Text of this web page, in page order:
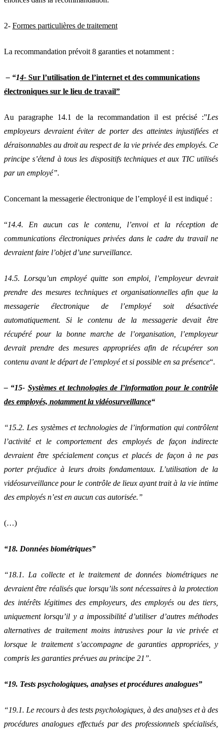
2- Formes particulières de traitement
La recommandation prévoit 8 garanties et notamment :
– “14- Sur l’utilisation de l’internet et des communications
électroniques sur le lieu de travail”
Au paragraphe 14.1 de la recommandation il est précisé :”Les
employeurs devraient éviter de porter des atteintes injustifiées et
déraisonnables au droit au respect de la vie privée des employés. Ce
principe s’étend à tous les dispositifs techniques et aux TIC utilisés
par un employé”.
Concernant la messagerie électronique de l’employé il est indiqué :
“14.4. En aucun cas le contenu, l’envoi et la réception de
communications électroniques privées dans le cadre du travail ne
devraient faire l’objet d’une surveillance.
14.5. Lorsqu’un employé quitte son emploi, l’employeur devrait
prendre des mesures techniques et organisationnelles afin que la
messagerie électronique de l’employé soit désactivée
automatiquement. Si le contenu de la messagerie devait être
récupéré pour la bonne marche de l’organisation, l’employeur
devrait prendre des mesures appropriées afin de récupérer son
contenu avant le départ de l’employé et si possible en sa présence“.
– “15- Systèmes et technologies de l’information pour le contrôle
des employés, notamment la vidéosurveillance“
“15.2. Les systèmes et technologies de l’information qui contrôlent
l’activité et le comportement des employés de façon indirecte
devraient être spécialement conçus et placés de façon à ne pas
porter préjudice à leurs droits fondamentaux. L’utilisation de la
vidéosurveillance pour le contrôle de lieux ayant trait à la vie intime
des employés n’est en aucun cas autorisée.”
(…)
“18. Données biométriques”
“18.1. La collecte et le traitement de données biométriques ne
devraient être réalisés que lorsqu’ils sont nécessaires à la protection
des intérêts légitimes des employeurs, des employés ou des tiers,
uniquement lorsqu’il y a impossibilité d’utiliser d’autres méthodes
alternatives de traitement moins intrusives pour la vie privée et
lorsque le traitement s’accompagne de garanties appropriées, y
compris les garanties prévues au principe 21”.
“19. Tests psychologiques, analyses et procédures analogues”
“19.1. Le recours à des tests psychologiques, à des analyses et à des
procédures analogues effectués par des professionnels spécialisés,